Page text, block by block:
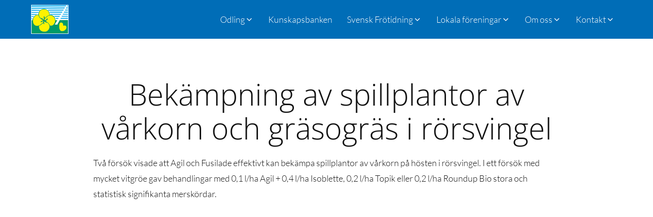
Odling Kunskapsbanken Svensk Frötidning Lokala föreningar Om oss Kontakt
Bekämpning av spillplantor av
vårkorn och gräsogräs i rörsvingel
Två försök visade att Agil och Fusilade effektivt kan bekämpa spillplantor av vårkorn på hösten i rörsvingel. I ett försök med
mycket vitgröe gav behandlingar med 0,1 l/ha Agil + 0,4 l/ha Isoblette, 0,2 l/ha Topik eller 0,2 l/ha Roundup Bio stora och
statistisk signifikanta merskördar.